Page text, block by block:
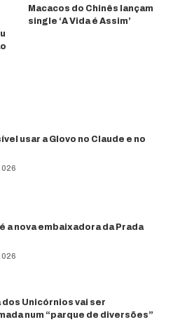
Macacos do Chinês lançam
single ‘A Vida é Assim’
usar a Glovo no Claude e no
a nova embaixadora da Prada
dos Unicórnios vai ser
num “parque de diversões”